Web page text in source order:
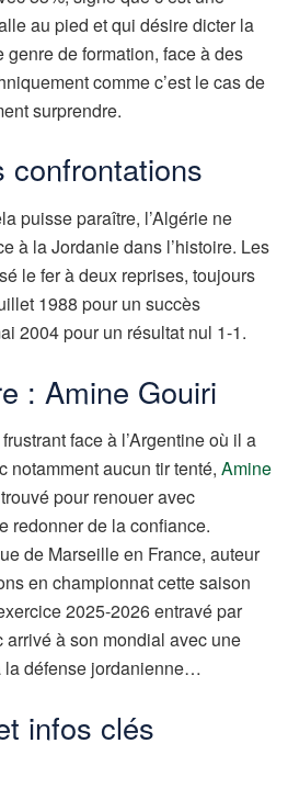
au pied et qui désire dicter la
de formation, face à des
comme c’est le cas de
surprendre.
confrontations
puisse paraître, l’Algérie ne
à la Jordanie dans l’histoire. Les
le fer à deux reprises, toujours
1988 pour un succès
2004 pour un résultat nul 1-1.
: Amine Gouiri
face à l’Argentine où il a
notamment aucun tir tenté, Amine
pour renouer avec
redonner de la confiance.
de Marseille en France, auteur
en championnat cette saison
2025-2026 entravé par
arrivé à son mondial avec une
la défense jordanienne…
infos clés